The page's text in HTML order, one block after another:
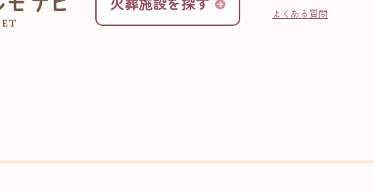
よくある質問
※利用には制限がございます。